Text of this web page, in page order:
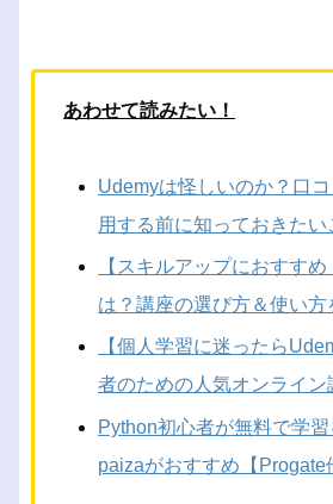
あわせて読みたい！
Udemyは怪しいのか？口
用する前に知っておきたい
【スキルアップにおすす
は？講座の選び方＆使い方
【個人学習に迷ったら
者のための人気オンライン
Python初心者が無料で学
paizaがおすすめ【Progate